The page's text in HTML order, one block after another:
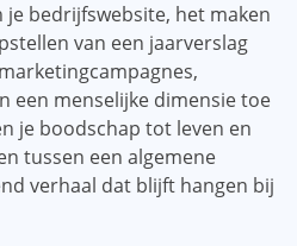
bedrijfswebsite, het maken
van een jaarverslag
een menselijke dimensie toe
je boodschap tot leven en
tussen een algemene
verhaal dat blijft hangen bij